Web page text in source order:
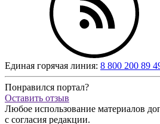
Единая горячая линия: 8 800 200 89
Понравился портал?
Оставить отзыв
Любое использование материалов
с согласия редакции.